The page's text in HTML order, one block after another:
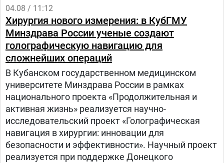
— отметила Елена Бокатуро старшая
медицинская сестра отделения. Работа в
дневном стационаре имеет свою специфику.
04.08 / 11:12
Хирургия нового измерения: в КубГМУ
Минздрава России ученые создают
голографическую навигацию для
сложнейших операций
В Кубанском государственном медицинском
университете Минздрава России в рамках
национального проекта «Продолжительная и
активная жизнь» реализуется научно-
исследовательский проект «Голографическая
навигация в хирургии: инновации для
безопасности и эффективности». Научный проект
реализуется при поддержке Донецкого